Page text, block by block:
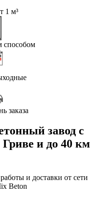
1 м³
способом
заказа
завод с
и до 40 км
и доставки от сети
Beton